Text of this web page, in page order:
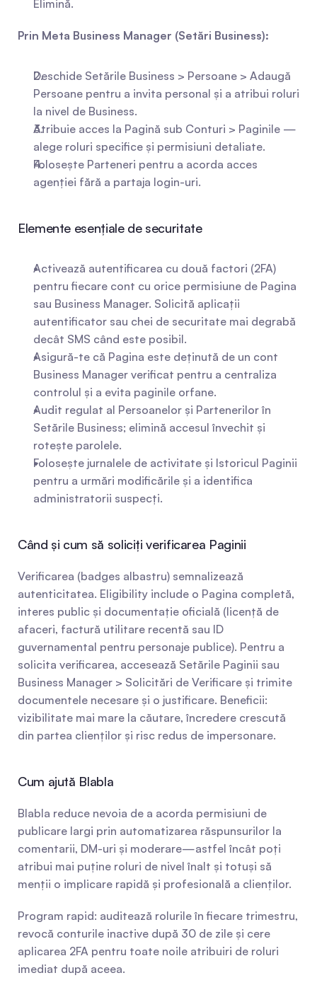
Elimină.
Prin Meta Business Manager (Setări Business):
Deschide Setările Business > Persoane > Adaugă
Persoane pentru a invita personal și a atribui roluri
la nivel de Business.
Atribuie acces la Pagină sub Conturi > Paginile —
alege roluri specifice și permisiuni detaliate.
Folosește Parteneri pentru a acorda acces
agenției fără a partaja login-uri.
Elemente esențiale de securitate
Activează autentificarea cu două factori (2FA)
pentru fiecare cont cu orice permisiune de Pagina
sau Business Manager. Solicită aplicații
autentificator sau chei de securitate mai degrabă
decât SMS când este posibil.
Asigură-te că Pagina este deținută de un cont
Business Manager verificat pentru a centraliza
controlul și a evita paginile orfane.
Audit regulat al Persoanelor și Partenerilor în
Setările Business; elimină accesul învechit și
rotește parolele.
Folosește jurnalele de activitate și Istoricul Paginii
pentru a urmări modificările și a identifica
administratorii suspecți.
Când și cum să soliciți verificarea Paginii
Verificarea (badges albastru) semnalizează
autenticitatea. Eligibility include o Pagina completă,
interes public și documentație oficială (licență de
afaceri, factură utilitare recentă sau ID
guvernamental pentru personaje publice). Pentru a
solicita verificarea, accesează Setările Paginii sau
Business Manager > Solicitări de Verificare și trimite
documentele necesare și o justificare. Beneficii:
vizibilitate mai mare la căutare, încredere crescută
din partea clienților și risc redus de impersonare.
Cum ajută Blabla
Blabla reduce nevoia de a acorda permisiuni de
publicare largi prin automatizarea răspunsurilor la
comentarii, DM-uri și moderare—astfel încât poți
atribui mai puține roluri de nivel înalt și totuși să
menții o implicare rapidă și profesională a clienților.
Program rapid: auditează rolurile în fiecare trimestru,
revocă conturile inactive după 30 de zile și cere
aplicarea 2FA pentru toate noile atribuiri de roluri
imediat după aceea.